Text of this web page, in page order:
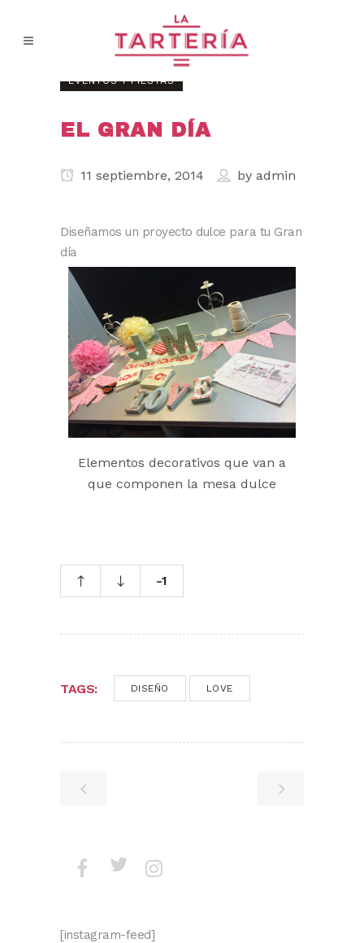
EVENTOS Y FIESTAS
EL GRAN DÍA
11 septiembre, 2014 by admin
Diseñamos un proyecto dulce para tu Gran
día
Elementos decorativos que van a
que componen la mesa dulce
-1
TAGS: DISEÑO LOVE
[instagram-feed]